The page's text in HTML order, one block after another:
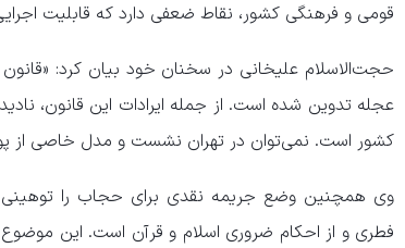
قومی و فرهنگی کشور، نقاط ضعفی دارد که قابلیت
حجت‌الاسلام علیخانی در سخنان خود بیان کرد:
عجله تدوین شده است. از جمله ایرادات این قانون،
کشور است. نمی‌توان در تهران نشست و مدل خاصی از
وی همچنین وضع جریمه نقدی برای حجاب را
فطری و از احکام ضروری اسلام و قرآن است. این